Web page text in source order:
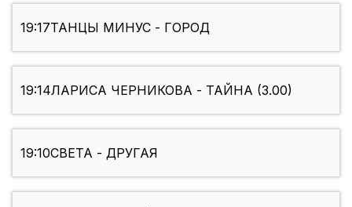
19:17ТАНЦЫ МИНУС - ГОРОД
19:14ЛАРИСА ЧЕРНИКОВА - ТАЙНА (3.00)
19:10СВЕТА - ДРУГАЯ